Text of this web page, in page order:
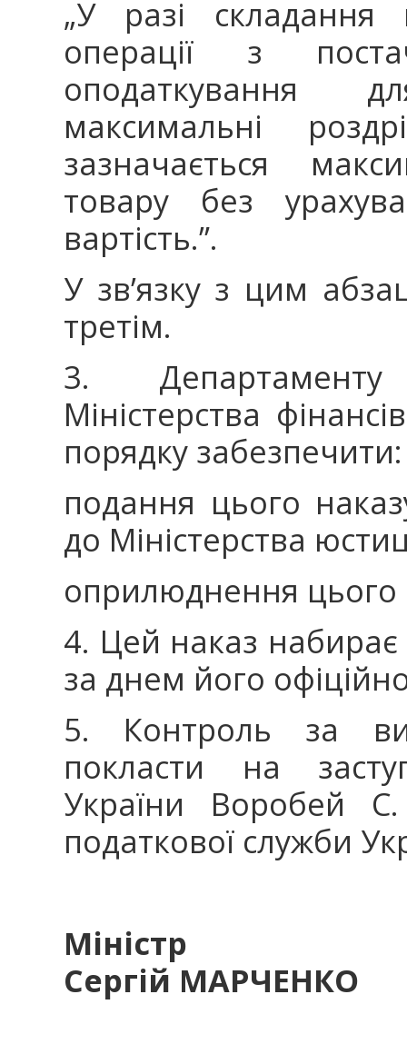
„У разі складання
операції з
оподаткування
максимальні
зазначається
товару без
вартість.”.
У звʼязку з цим
третім.
3. Департаменту
Міністерства
порядку забезпечити:
подання цього
до Міністерства
оприлюднення цього
4. Цей наказ набирає
за днем його
5. Контроль за
покласти на
України Воробей
податкової служби
Сергій МАРЧЕНКО